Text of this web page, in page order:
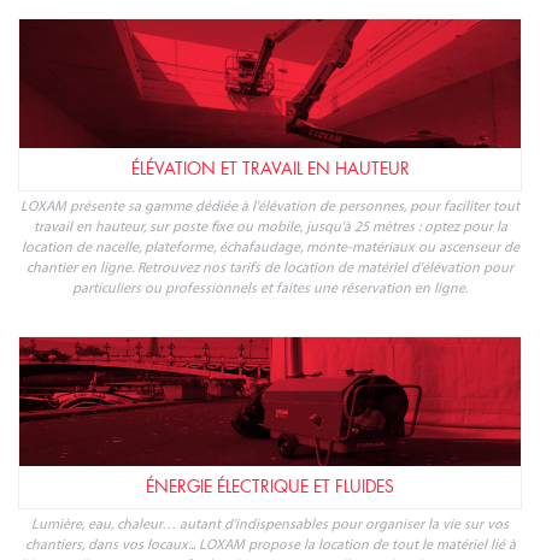
ÉLÉVATION ET TRAVAIL EN HAUTEUR
LOXAM présente sa gamme dédiée à l'élévation de personnes, pour faciliter tout
travail en hauteur, sur poste fixe ou mobile, jusqu'à 25 mètres : optez pour la
location de nacelle, plateforme, échafaudage, monte-matériaux ou ascenseur de
chantier en ligne. Retrouvez nos tarifs de location de matériel d'élévation pour
particuliers ou professionnels et faites une réservation en ligne.
ÉNERGIE ÉLECTRIQUE ET FLUIDES
Lumière, eau, chaleur… autant d'indispensables pour organiser la vie sur vos
chantiers, dans vos locaux... LOXAM propose la location de tout le matériel lié à